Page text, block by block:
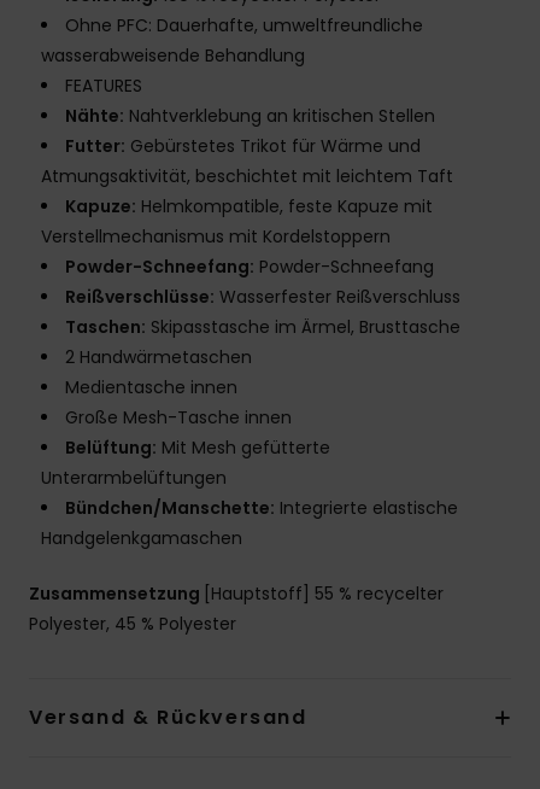
Ohne PFC: Dauerhafte, umweltfreundliche
wasserabweisende Behandlung
FEATURES
Nähte: Nahtverklebung an kritischen Stellen
Futter: Gebürstetes Trikot für Wärme und
Atmungsaktivität, beschichtet mit leichtem Taft
Kapuze: Helmkompatible, feste Kapuze mit
Verstellmechanismus mit Kordelstoppern
Powder-Schneefang: Powder-Schneefang
Reißverschlüsse: Wasserfester Reißverschluss
Taschen: Skipasstasche im Ärmel, Brusttasche
2 Handwärmetaschen
Medientasche innen
Große Mesh-Tasche innen
Belüftung: Mit Mesh gefütterte
Unterarmbelüftungen
Bündchen/Manschette: Integrierte elastische
Handgelenkgamaschen
Zusammensetzung [Hauptstoff] 55 % recycelter
Polyester, 45 % Polyester
Versand & Rückversand